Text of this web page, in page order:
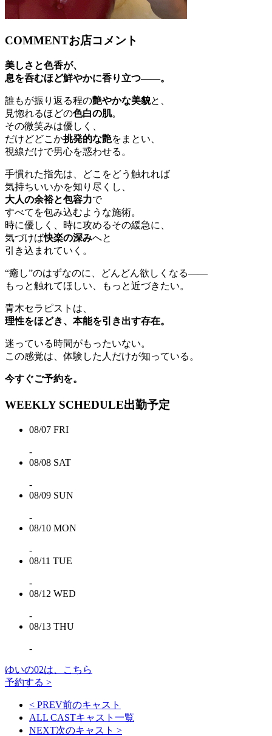
COMMENTお店コメント
美しさと色香が、
息を呑むほど鮮やかに香り立つ——。
誰もが振り返る程の艶やかな美貌と、
見惚れるほどの色白の肌。
その微笑みは優しく、
だけどどこか挑発的な艶をまとい、
視線だけで男心を惑わせる。
手慣れた指先は、どこをどう触れれば
気持ちいいかを知り尽くし、
大人の余裕と包容力で
すべてを包み込むような施術。
時に優しく、時に攻めるその緩急に、
気づけば快楽の深みへと
引き込まれていく。
“癒し”のはずなのに、どんどん欲しくなる——
もっと触れてほしい、もっと近づきたい。
青木セラピストは、
理性をほどき、本能を引き出す存在。
迷っている時間がもったいない。
この感覚は、体験した人だけが知っている。
今すぐご予約を。
WEEKLY SCHEDULE出勤予定
08/07 FRI
-
08/08 SAT
-
08/09 SUN
-
08/10 MON
-
08/11 TUE
-
08/12 WED
-
08/13 THU
-
ゆいの02は、こちら
予約する >
< PREV前のキャスト
ALL CASTキャスト一覧
NEXT次のキャスト >